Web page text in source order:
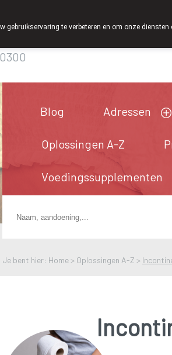
Meysen
Blog Adressen
Oplossingen A-Z
Voedingssupplementen
Je bent hier: Home > Oplossingen A-Z >
gebruikservaring te verbeteren en om onze